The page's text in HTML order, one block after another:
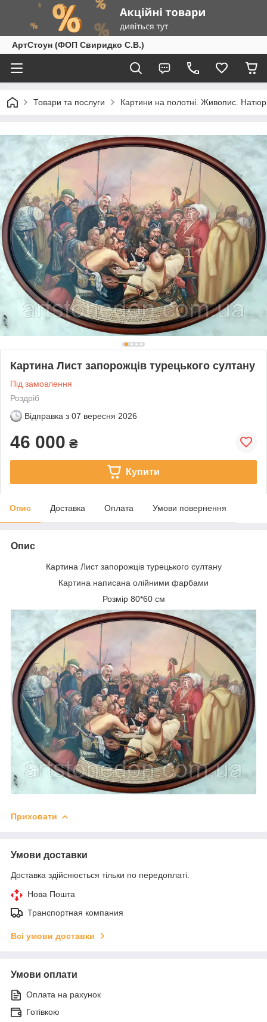
АртСтоун (ФОП Свиридко С.В.)
Товари та послуги Картини на полотні. Живопис.
Картина Лист запорожців турецького султану
Під замовлення
Роздріб
Відправка з 07 вересня 2026
46 000 ₴
Купити
Опис Доставка Оплата Умови повернення
Опис
Картина Лист запорожців турецького султану
Картина написана олійними фарбами
Розмір 80*60 см
Приховати
Умови доставки
Доставка здійснюється тільки по передоплаті.
Нова Пошта
Транспортная компания
Всі умови доставки
Умови оплати
Оплата на рахунок
Готівкою